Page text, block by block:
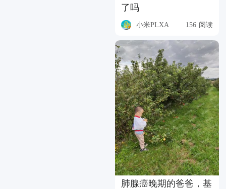
了吗
小米PLXA 156 阅读
肺腺癌晚期的爸爸，基